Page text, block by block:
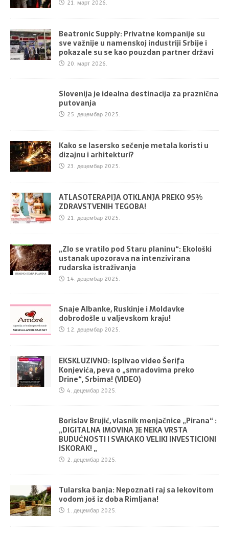
21. март 2026.
Beatronic Supply: Privatne kompanije su
sve važnije u namenskoj industriji Srbije i
pokazale su se kao pouzdan partner državi
20. март 2026.
Slovenija je idealna destinacija za praznična
putovanja
25. децембар 2025.
Kako se lasersko sečenje metala koristi u
dizajnu i arhitekturi?
23. децембар 2025.
ATLASOTERAPIJA OTKLANJA PREKO 95%
ZDRAVSTVENIH TEGOBA!
21. децембар 2025.
„Zlo se vratilo pod Staru planinu“: Ekološki
ustanak upozorava na intenzivirana
rudarska istraživanja
14. децембар 2025.
Snaje Albanke, Ruskinje i Moldavke
dobrodošle u valjevskom kraju!
12. децембар 2025.
EKSKLUZIVNO: Isplivao video Šerifa
Konjevića, peva o „smradovima preko
Drine“, Srbima! (VIDEO)
4. децембар 2025.
Borislav Brujić, vlasnik menjačnice „Pirana“ :
„DIGITALNA IMOVINA JE NEKA VRSTA
BUDUĆNOSTI I SVAKAKO VELIKI INVESTICIONI
ISKORAK! „
2. децембар 2025.
Tularska banja: Nepoznati raj sa lekovitom
vodom još iz doba Rimljana!
1. децембар 2025.